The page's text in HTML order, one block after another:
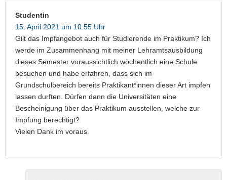
Studentin
15. April 2021 um 10:55 Uhr
Gilt das Impfangebot auch für Studierende im Praktikum? Ich
werde im Zusammenhang mit meiner Lehramtsausbildung
dieses Semester voraussichtlich wöchentlich eine Schule
besuchen und habe erfahren, dass sich im
Grundschulbereich bereits Praktikant*innen dieser Art impfen
lassen durften. Dürfen dann die Universitäten eine
Bescheinigung über das Praktikum ausstellen, welche zur
Impfung berechtigt?
Vielen Dank im voraus.